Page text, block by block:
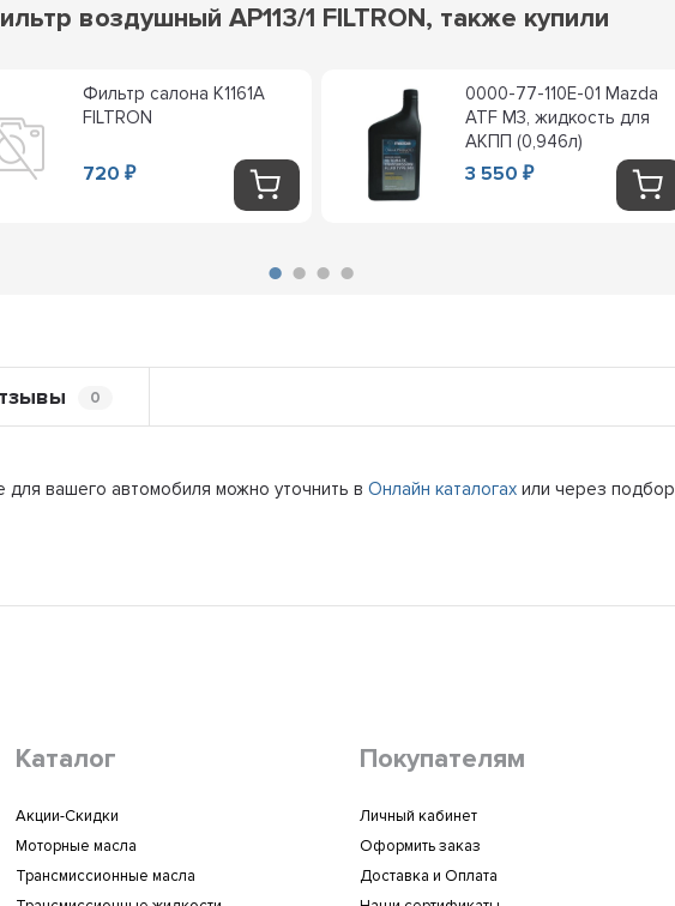
воздушный AP113/1 FILTRON, также купили
Фильтр салона K1161A
FILTRON
720₽
0000-77-110E-01 Mazda
ATF M3, жидкость для
АКПП (0,946л)
3 550₽
0
для вашего автомобиля можно уточнить вОнлайн каталогах или через подбор
Каталог
Акции-Скидки
Моторные масла
Трансмиссионные масла
Покупателям
Личный кабинет
Оформить заказ
Доставка и Оплата